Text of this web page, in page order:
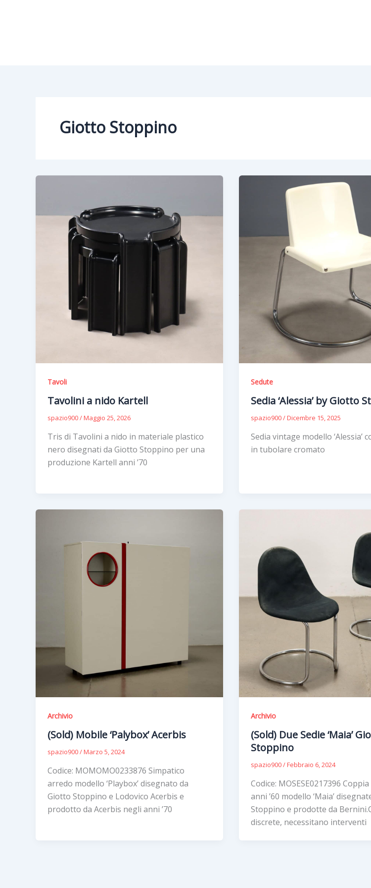
Giotto Stoppino
Tavoli
Tavolini a nido Kartell
spazio900/Maggio 25, 2026
Tris di Tavolini a nido in materiale plastico
nero disegnati da Giotto Stoppino per una
produzione Kartell anni ’70
Sedute
Sedia ‘Alessia’ by Giotto
spazio900/Dicembre 15, 2025
Sedia vintage modello ‘Alessia’
in tubolare cromato
Archivio
(Sold) Mobile ‘Palybox’ Acerbis
spazio900/Marzo 5, 2024
Codice: MOMOMO0233876 Simpatico
arredo modello ‘Playbox’ disegnato da
Giotto Stoppino e Lodovico Acerbis e
prodotto da Acerbis negli anni ’70
Archivio
(Sold) Due Sedie ‘Maia’
Stoppino
spazio900/Febbraio 6, 2024
Codice: MOSESE0217396
anni ’60 modello ‘Maia’
Stoppino e prodotte da
discrete, necessitano interventi